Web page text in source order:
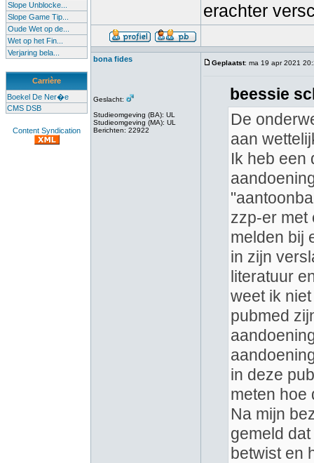
Slope Unblocke...
Slope Game Tip...
Oude Wet op de...
Wet op het Fin...
Verjaring bela...
Carrière
Boekel De Ner�e
CMS DSB
Content Syndication
erachter
bona fides
Geslacht:
Studieomgeving (BA): UL
Studieomgeving (MA): UL
Berichten: 22922
Geplaatst: ma 19 apr 2021
beessie
De
aan
Ik heb een
zzp-er met
melden bij
in zijn
literatuur
weet ik
pubmed
in deze
meten hoe
Na mijn
gemeld
betwist en